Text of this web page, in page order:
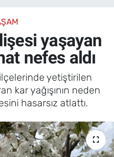
yaşayan
nefes aldı
yetiştirilen
kar yağışının neden
hasarsız atlattı.